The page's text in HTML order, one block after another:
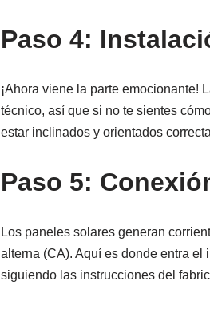
Paso 4:
¡Ahora viene la parte emocionante!
técnico, así que si no te sientes
estar inclinados y orientados
Paso 5:
Los paneles solares generan
alterna (CA). Aquí es donde entra
siguiendo las instrucciones del